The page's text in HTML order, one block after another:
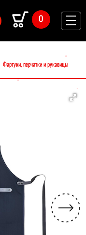
0
Фартуки, перчатки и рукавицы